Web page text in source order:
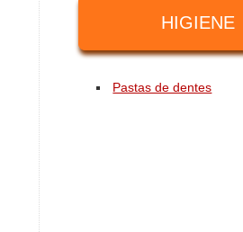
HIGIENE
Pastas de dentes